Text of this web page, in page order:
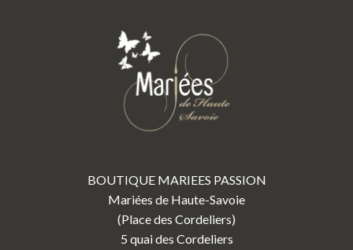
BOUTIQUE MARIEES PASSION
Mariées de Haute-Savoie
(Place des Cordeliers)
5 quai des Cordeliers